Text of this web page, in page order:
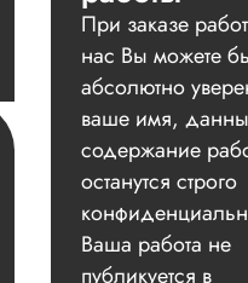
При заказе
нас Вы можете
абсолютно
ваше имя,
содержание
останутся строго
Ваша работа не
публикуется в